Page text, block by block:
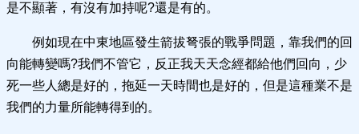
是不顯著，有沒有加持呢?還是有的。
例如現在中東地區發生箭拔弩張的戰爭問題，靠我們的回
向能轉變嗎?我們不管它，反正我天天念經都給他們回向，少
死一些人總是好的，拖延一天時間也是好的，但是這種業不是
我們的力量所能轉得到的。